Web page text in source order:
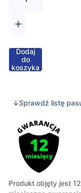
+
Dodaj
do
koszyka
↓Sprawdź listę
Produkt objęty jest